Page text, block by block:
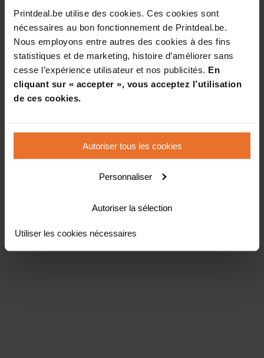
Printdeal.be utilise des cookies. Ces cookies sont
nécessaires au bon fonctionnement de Printdeal.be.
Nous employons entre autres des cookies à des fins
statistiques et de marketing, histoire d’améliorer sans
cesse l’expérience utilisateur et nos publicités. En
cliquant sur « accepter », vous acceptez l’utilisation
de ces cookies.
Autoriser tous les cookies
Personnaliser
Autoriser la sélection
Utiliser les cookies nécessaires